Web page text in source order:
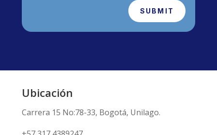
SUBMIT
Ubicación
Carrera 15 No:78-33, Bogotá, Unilago.